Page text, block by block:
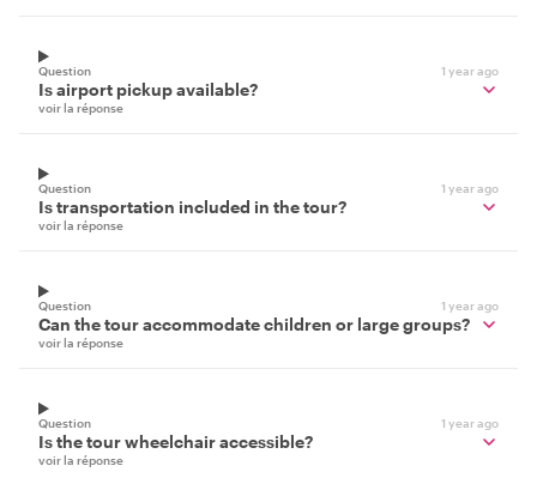
Question 1 year ago
Is airport pickup available?
voir la réponse
Question 1 year ago
Is transportation included in the tour?
voir la réponse
Question 1 year ago
Can the tour accommodate children or large groups?
voir la réponse
Question 1 year ago
Is the tour wheelchair accessible?
voir la réponse